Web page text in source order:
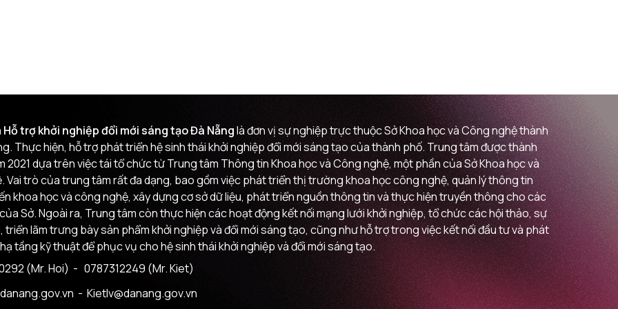
trợ khởi nghiệp đổi mới sáng tạo Đà Nẵnglà đơn vị sự nghiệp trực thuộc Sở Khoa học và Công nghệ thành
Thực hiện, hỗ trợ phát triển hệ sinh thái khởi nghiệp đổi mới sáng tạo của thành phố. Trung tâm được thành
2021 dựa trên việc tái tổ chức từ Trung tâm Thông tin Khoa học và Công nghệ, một phần của Sở Khoa học và
Vai trò của trung tâm rất đa dạng, bao gồm việc phát triển thị trường khoa học công nghệ, quản lý thông tin
khoa học và công nghệ, xây dựng cơ sở dữ liệu, phát triển nguồn thông tin và thực hiện truyền thông cho các
Sở. Ngoài ra, Trung tâm còn thực hiện các hoạt động kết nối mạng lưới khởi nghiệp, tổ chức các hội thảo, sự
triển lãm trưng bày sản phẩm khởi nghiệp và đổi mới sáng tạo, cũng như hỗ trợ trong việc kết nối đầu tư và phát
tầng kỹ thuật để phục vụ cho hệ sinh thái khởi nghiệp và đổi mới sáng tạo.
(Mr. Hoi) - 0787312249 (Mr. Kiet)
- Kietlv@danang.gov.vn